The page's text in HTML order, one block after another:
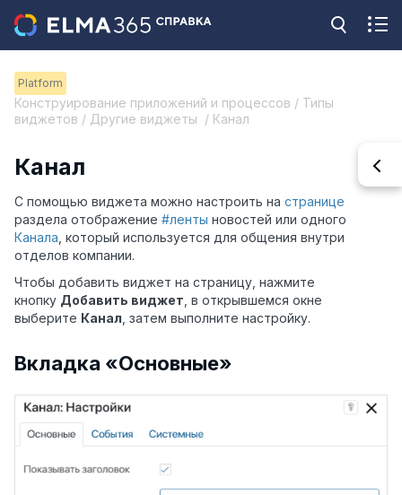
Platform
Конструирование приложений и процессов / Типы
виджетов / Другие виджеты / Канал
Канал
С помощью виджета можно настроить на странице
раздела отображение #ленты новостей или одного
Канала , который используется для общения внутри
отделов компании.
Чтобы добавить виджет на страницу, нажмите
кнопку Добавить виджет , в открывшемся окне
выберите Канал , затем выполните настройку.
Вкладка «Основные»